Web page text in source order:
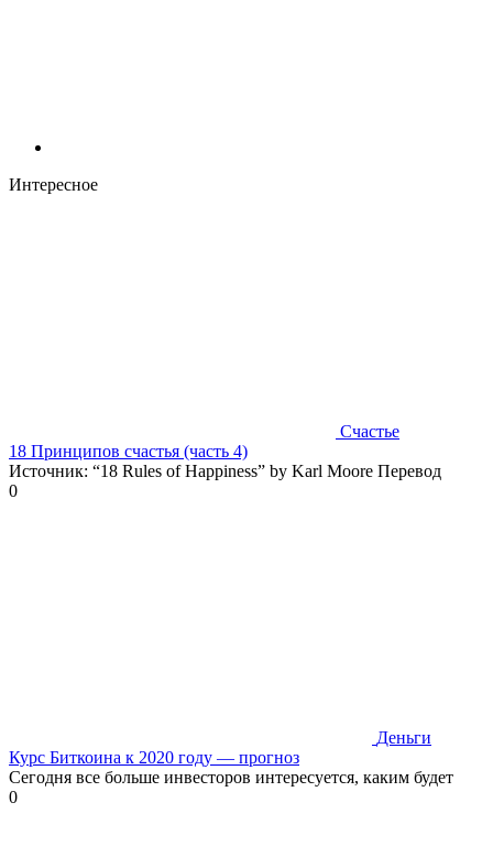
Интересное
Счастье
18 Принципов счастья (часть 4)
Источник: “18 Rules of Happiness” by Karl Moore Перевод
0
Деньги
Курс Биткоина к 2020 году — прогноз
Сегодня все больше инвесторов интересуется, каким будет
0